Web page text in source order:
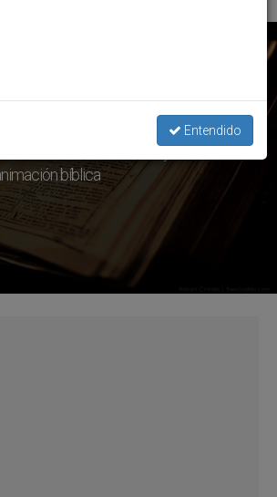
Latinoamericano y Caribeño de
bíblica
Entendido